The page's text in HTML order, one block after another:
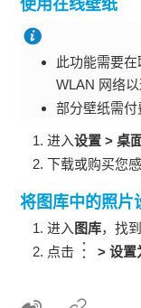
使用在线壁纸
此功能需要
WLAN 网络
部分壁纸需付
进入设置 >桌
下载或购买您
将图库中的照片
进入 图库，找
点击
>设置